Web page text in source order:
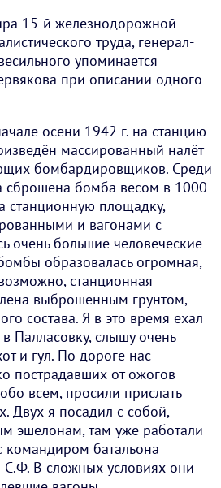
15-й железнодорожной
труда, генерал-
упоминается
при описании одного
осени 1942 г. на станцию
массированный налёт
бомбардировщиков. Среди
бомба весом в 1000
станционную площадку,
и вагонами с
очень большие человеческие
образовалась огромная,
станционная
выброшенным грунтом,
состава. Я в это время ехал
Палласовку, слышу очень
и гул. По дороге нас
пострадавших от ожогов
всем, просили прислать
Двух я посадил с собой,
эшелонам, там уже работали
батальона
В сложных условиях они